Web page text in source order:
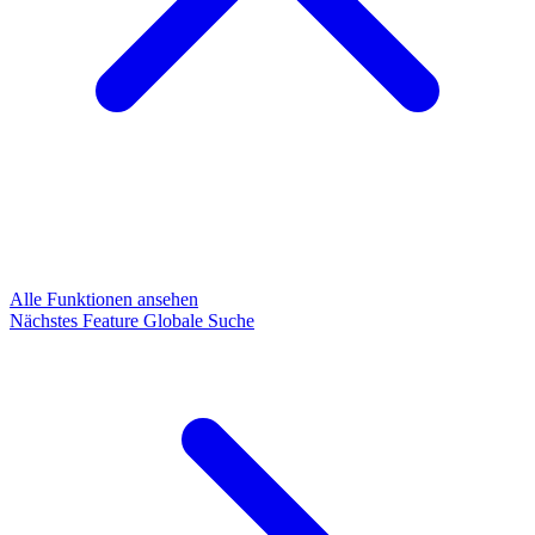
Alle Funktionen ansehen
Nächstes Feature Globale Suche